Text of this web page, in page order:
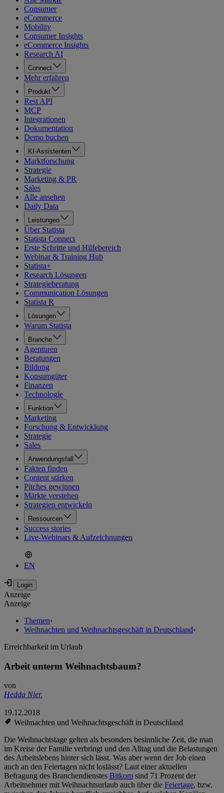
Consumer
eCommerce
Mobility
Consumer Insights
eCommerce Insights
Research AI
Connect
Mehr erfahren
Produkt
Rest API
MCP
Integrationen
Dokumentation
Demo buchen
KI-Assistenten
Marktforschung
Strategie
Marketing & PR
Sales
Alle ansehen
Daily Data
Leistungen
Über Statista
Statista Connect
Erste Schritte und Hilfebereich
Webinar & Training Hub
Statista+
Research Lösungen
Strategieberatung
Communication Lösungen
Statista R
Lösungen
Warum Statista
Branche
Agenturen
Beratungen
Bildung
Konsumgüter
Finanzen
Technologie
Funktion
Marketing
Forschung & Entwicklung
Strategie
Sales
Anwendungsfall
Fakten finden
Content stärken
Pitches gewinnen
Märkte verstehen
Strategien entwickeln
Ressourcen
Success stories
Live-Webinars & Aufzeichnungen
EN
Anzeige
Anzeige
Themen›
Weihnachten und Weihnachtsgeschäft in Deutschland›
Erreichbarkeit im Urlaub
Arbeit unterm Weihnachtsbaum?
von
Hedda Nier,
19.12.2018
Weihnachten und Weihnachtsgeschäft in Deutschland
Die Weihnachtstage gelten als besonders besinnliche Zeit, die man
im Kreise der Familie verbringt und den Alltag und die Belastungen
des Arbeitslebens hinter sich lässt. Was aber wenn der Job einen
auch an den Feiertagen nicht loslässt? Laut einer aktuellen
Befragung des Branchendienstes Bitkom sind 71 Prozent der
Arbeitnehmer mit Weihnachtsurlaub auch über die Feiertage, bzw.